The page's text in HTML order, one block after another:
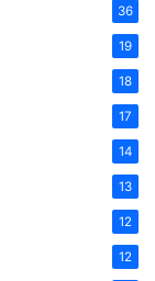
36
19
18
17
14
13
12
12